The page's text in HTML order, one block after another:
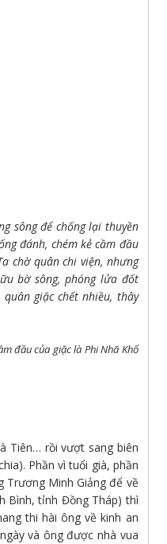
sông để chống lại thuyền
đánh, chém kẻ cầm đầu
chờ quân chi viện, nhưng
bờ sông, phóng lửa đốt
giặc chết nhiều, thây
đầu của giặc là Phi Nhã Khổ
Tiên… rồi vượt sang biên
Phần vì tuổi già, phần
Trương Minh Giảng để về
Bình, tỉnh Đồng Tháp) thì
thi hài ông về kinh an
và ông được nhà vua